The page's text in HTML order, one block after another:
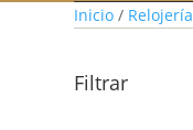
Inicio / Relojería
Filtrar